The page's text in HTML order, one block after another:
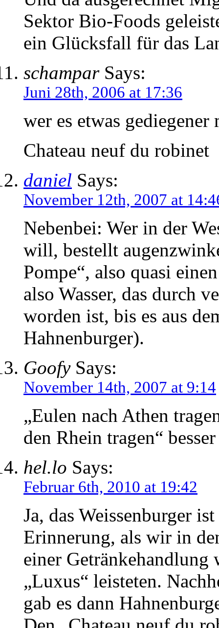
Sektor Bio-Foods
ein Glücksfall für das
schamparSays:
Juni 28th, 2006 at 17:36
wer es etwas gediegener
Chateau neuf du robinet
daniel Says:
November 12th, 2007 at
Nebenbei: Wer in der
will, bestellt
Pompe“, also quasi
also Wasser, das durch
worden ist, bis es aus
Hahnenburger).
GoofySays:
November 14th, 2007 at 9:14
„Eulen nach Athen
den Rhein tragen“
hel.lo Says:
Februar 6th, 2010 at 19:42
Ja, das Weissenburger
Erinnerung, als wir in
einer Getränkehandlung
„Luxus“ leisteten.
gab es dann